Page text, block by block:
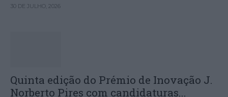
30 DE JULHO, 2026
Quinta edição do Prémio de Inovação J.
Norberto Pires com candidaturas...